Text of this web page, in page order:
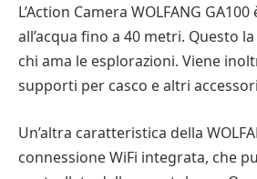
L’Action Camera WOLFANG
all’acqua fino a 40 metri. Questo
chi ama le esplorazioni. Viene
supporti per casco e altri
Un’altra caratteristica della
connessione WiFi integrata, che